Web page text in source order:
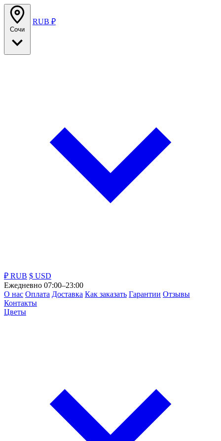
Сочи
RUB ₽
₽ RUB $ USD
Ежедневно 07:00–23:00
О нас Оплата Доставка Как заказать Гарантии Отзывы
Контакты
Цветы